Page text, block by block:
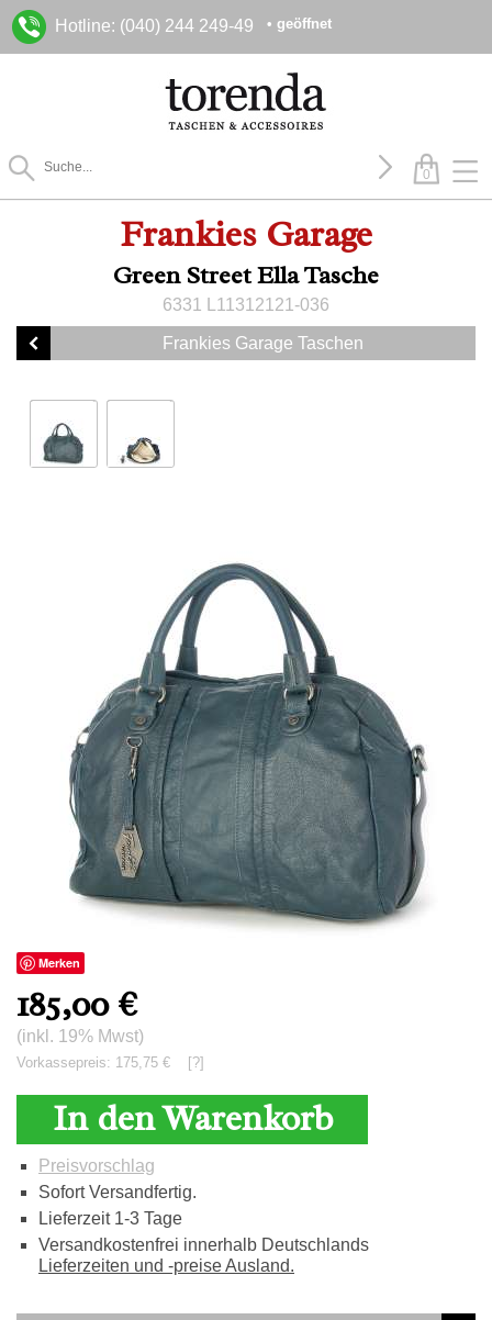
Hotline: (040) 244 249-49 • geöffnet
0
Frankies Garage
Green Street Ella Tasche
6331 L11312121-036
Frankies Garage Taschen
Merken
185,00 €
(inkl. 19% Mwst)
Vorkassepreis: 175,75 € [?]
In den Warenkorb
Preisvorschlag
Sofort Versandfertig.
Lieferzeit 1-3 Tage
Versandkostenfrei innerhalb Deutschlands
Lieferzeiten und -preise Ausland.